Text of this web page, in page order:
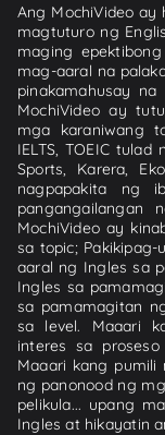
Ang MochiVideo
magtuturo ng
maging
mag-aaral na
pinakamahusay
MochiVideo ay
mga karaniwang
IELTS, TOEIC tulad
Sports, Karera,
nagpapakita ng
MochiVideo ay
sa topic;
aaral ng Ingles sa
Ingles sa
sa pamamagitan
sa level. Maaari
interes sa
Maaari kang
ng panonood ng
pelikula... upang
Ingles at hikayatin